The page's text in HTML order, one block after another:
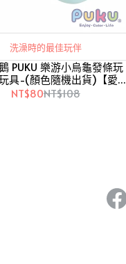
洗澡時的最佳玩伴
PUKU 樂游小烏龜發條玩
具-(顏色隨機出貨)【愛吾
兒】
NT$80NT$108